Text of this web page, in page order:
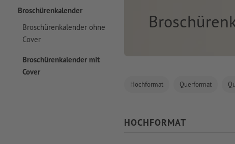
Broschürenkalender
Broschürenkalender ohne
Cover
Broschürenkalender mit
Cover
Hochformat Querformat
HOCHFORMAT